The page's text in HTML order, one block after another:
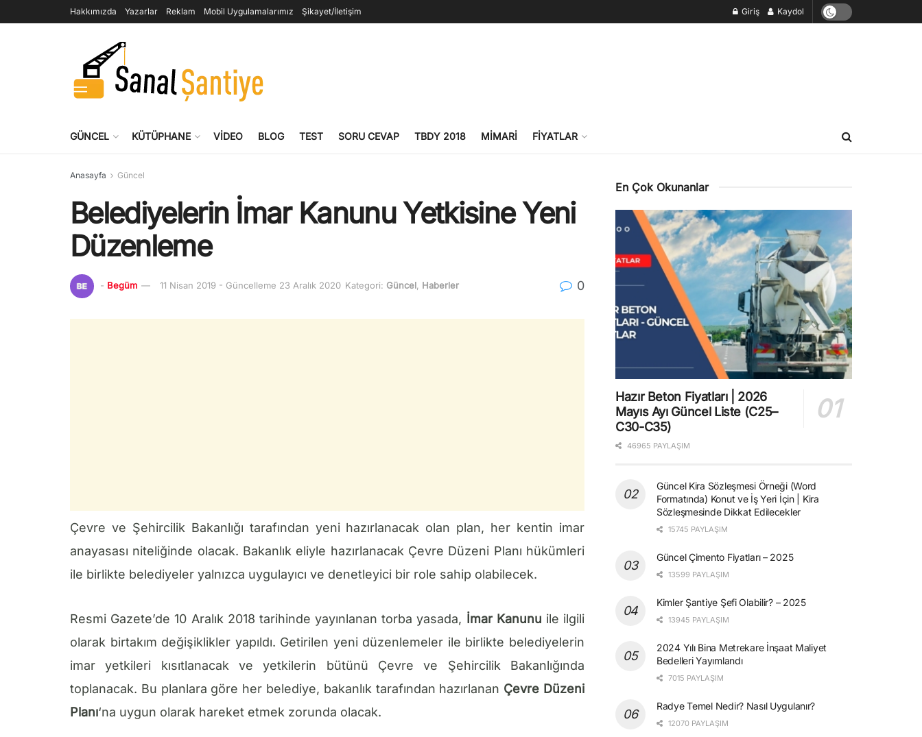
Hakkımızda Yazarlar Reklam Mobil Uygulamalarımız Şikayet/İletişim Giriş Kaydol
GÜNCEL KÜTÜPHANE VIDEO BLOG TEST SORU CEVAP TBDY 2018 MIMARI FIYATLAR
Anasayfa Güncel
Belediyelerin İmar Kanunu Yetkisine Yeni
Düzenleme
- Begüm 11 Nisan 2019 - Güncelleme 23 Aralık 2020 Kategori: Güncel, Haberler 0
Çevre ve Şehircilik Bakanlığı tarafından yeni hazırlanacak olan plan, her kentin imar
anayasası niteliğinde olacak. Bakanlık eliyle hazırlanacak Çevre Düzeni Planı hükümleri
ile birlikte belediyeler yalnızca uygulayıcı ve denetleyici bir role sahip olabilecek.
Resmi Gazete’de 10 Aralık 2018 tarihinde yayınlanan torba yasada, İmar Kanunu ile ilgili
olarak birtakım değişiklikler yapıldı. Getirilen yeni düzenlemeler ile birlikte belediyelerin
imar yetkileri kısıtlanacak ve yetkilerin bütünü Çevre ve Şehircilik Bakanlığında
toplanacak. Bu planlara göre her belediye, bakanlık tarafından hazırlanan Çevre Düzeni
Planı‘na uygun olarak hareket etmek zorunda olacak.
En Çok Okunanlar
Hazır Beton Fiyatları | 2026
Mayıs Ayı Güncel Liste (C25–
C30-C35)
46965 PAYLAŞIM
Güncel Kira Sözleşmesi Örneği (Word
Formatında) Konut ve İş Yeri İçin | Kira
Sözleşmesinde Dikkat Edilecekler
15745 PAYLAŞIM
Güncel Çimento Fiyatları – 2025
13599 PAYLAŞIM
Kimler Şantiye Şefi Olabilir? – 2025
13945 PAYLAŞIM
2024 Yılı Bina Metrekare İnşaat Maliyet
Bedelleri Yayımlandı
7015 PAYLAŞIM
Radye Temel Nedir? Nasıl Uygulanır?
12070 PAYLAŞIM